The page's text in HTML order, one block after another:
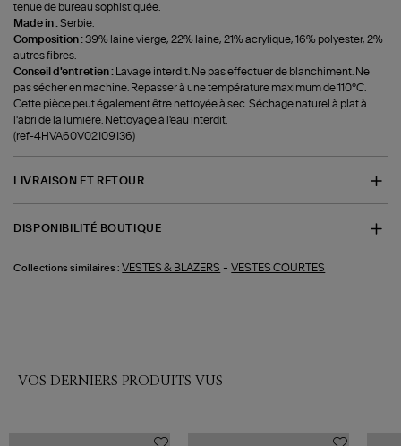
tenue de bureau sophistiquée.
Made in :Serbie.
Composition :39% laine vierge, 22% laine, 21% acrylique, 16% polyester, 2%
autres fibres.
Conseil d'entretien :
Lavage interdit. Ne pas effectuer de blanchiment. Ne
pas sécher en machine. Repasser à une température maximum de 110°C.
Cette pièce peut également être nettoyée à sec. Séchage naturel à plat à
l'abri de la lumière. Nettoyage à l'eau interdit.
(ref-4HVA60V02109136)
LIVRAISON ET RETOUR
DISPONIBILITÉ BOUTIQUE
Collections similaires : VESTES & BLAZERS -VESTES COURTES
VOS DERNIERS PRODUITS VUS